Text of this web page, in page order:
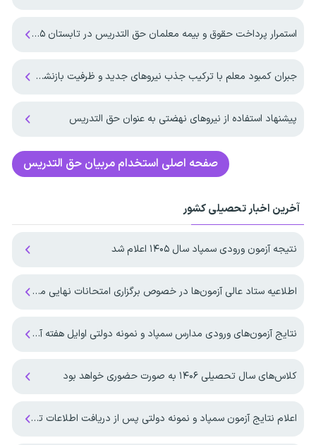
استمرار پرداخت حقوق و بیمه معلمان حق التدریس در تابستان ۱۴۰۵
جبران کمبود معلم با ترکیب جذب نیروهای جدید و ظرفیت بازنشستگان
پیشنهاد استفاده از نیروهای نهضتی به عنوان حق التدریس
صفحه اصلی استخدام مربیان حق التدریس
آخرین اخبار تحصیلی کشور
نتیجه آزمون ورودی سمپاد سال ۱۴۰۵ اعلام شد
اطلاعیه ستاد عالی آزمون‌ها در خصوص برگزاری امتحانات نهایی معوق در چهار استان جنوبی کشور
نتایج آزمون‌های ورودی مدارس سمپاد و نمونه دولتی اوایل هفته آینده منتشر می‌شود
کلاس‌های سال تحصیلی ۱۴۰۶ به صورت حضوری خواهد بود
اعلام نتایج آزمون سمپاد و نمونه دولتی پس از دریافت اطلاعات تکمیلی از وزارت آموزش و پرورش